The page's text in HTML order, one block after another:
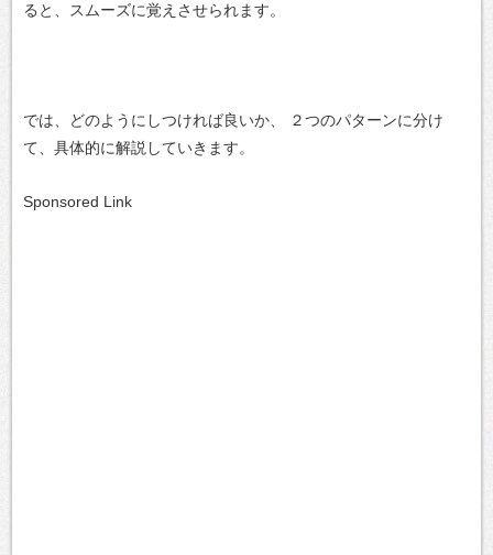
ると、スムーズに覚えさせられます。
では、どのようにしつければ良いか、
２つのパターンに分け
て、具体的に解説していきます。
Sponsored Link